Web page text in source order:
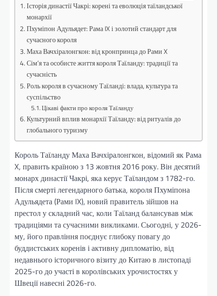
Історія династії Чакрі: корені та еволюція таїландської
монархії
Пхуміпон Адульядет: Рама IX і золотий стандарт для
сучасного короля
Маха Вачхіралонгкон: від кронпринца до Рами X
Сім’я та особисте життя короля Таїланду: традиції та
сучасність
Роль короля в сучасному Таїланді: влада, культура та
суспільство
Цікаві факти про короля Таїланду
Культурний вплив монархії Таїланду: від ритуалів до
глобального туризму
Король Таїланду Маха Вачхіралонгкон, відомий як Рама
X, править країною з 13 жовтня 2016 року. Він десятий
монарх династії Чакрі, яка керує Таїландом з 1782-го.
Після смерті легендарного батька, короля Пхуміпона
Адульядета (Рами IX), новий правитель зійшов на
престол у складний час, коли Таїланд балансував між
традиціями та сучасними викликами. Сьогодні, у 2026-
му, його правління поєднує глибоку повагу до
буддистських коренів і активну дипломатію, від
недавнього історичного візиту до Китаю в листопаді
2025-го до участі в королівських урочистостях у
Швеції навесні 2026-го.